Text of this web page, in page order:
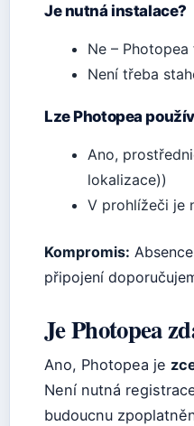
Je nutná instalace?
Ne –
Není třeba
Lze Photopea
Ano,
lokalizace))
V prohlížeči je
Kompromis:
připojení
Je Photopea
Ano, Photopea je
Není nutná
budoucnu